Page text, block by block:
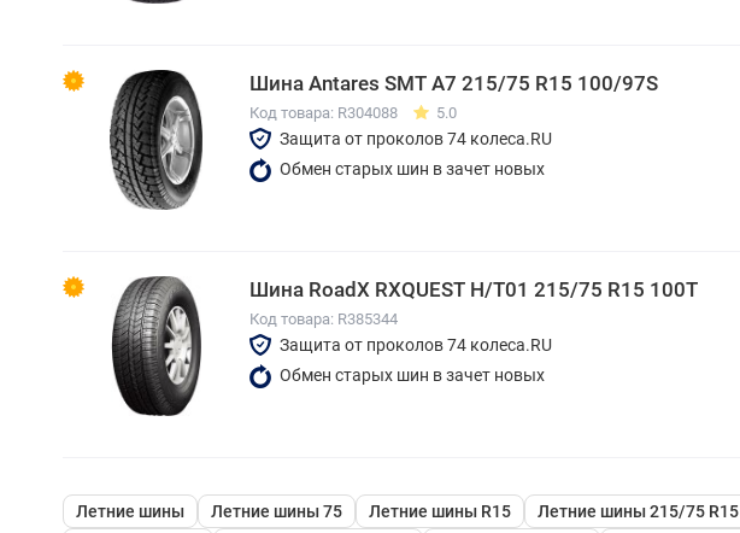
Шина Antares SMT A7 215/75 R15 100/97S
Код товара: R304088 5.0
Защита от проколов 74 колеса.RU
Обмен старых шин в зачет новых
Шина RoadX RXQUEST H/T01 215/75 R15 100T
Код товара: R385344
Защита от проколов 74 колеса.RU
Обмен старых шин в зачет новых
Летние шины Летние шины 75 Летние шины R15 Летние шины 215/75 R15